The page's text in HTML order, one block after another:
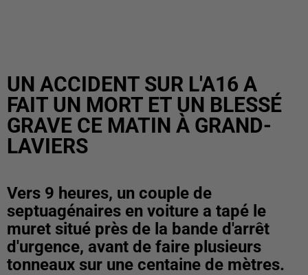
UN ACCIDENT SUR L'A16 A
FAIT UN MORT ET UN BLESSÉ
GRAVE CE MATIN À GRAND-
LAVIERS
Vers 9 heures, un couple de
septuagénaires en voiture a tapé le
muret situé près de la bande d'arrêt
d'urgence, avant de faire plusieurs
tonneaux sur une centaine de mètres.